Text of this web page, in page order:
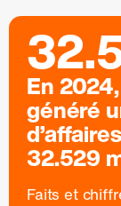
En
généré
32.529
Faits et